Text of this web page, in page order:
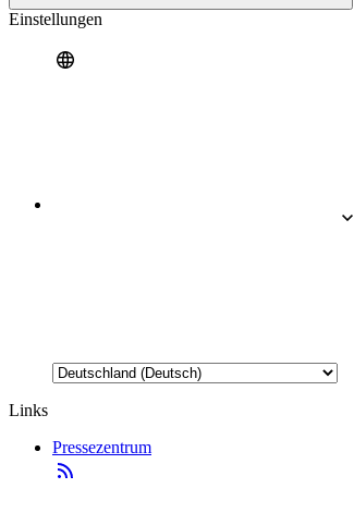
Einstellungen
Links
Pressezentrum